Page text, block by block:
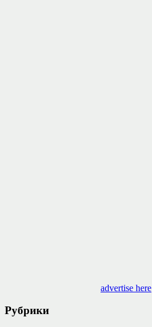
advertise here
Рубрики